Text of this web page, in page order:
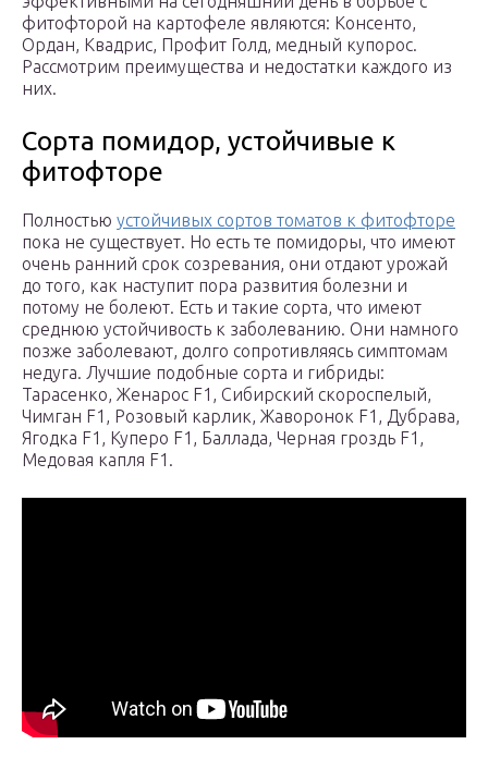
фитофторой на картофеле являются: Консенто,
Ордан, Квадрис, Профит Голд, медный купорос.
Рассмотрим преимущества и недостатки каждого из
них.
Сорта помидор, устойчивые к
фитофторе
Полностью устойчивых сортов томатов к фитофторе
пока не существует. Но есть те помидоры, что имеют
очень ранний срок созревания, они отдают урожай
до того, как наступит пора развития болезни и
потому не болеют. Есть и такие сорта, что имеют
среднюю устойчивость к заболеванию. Они намного
позже заболевают, долго сопротивляясь симптомам
недуга. Лучшие подобные сорта и гибриды:
Тарасенко, Женарос F1, Сибирский скороспелый,
Чимган F1, Розовый карлик, Жаворонок F1, Дубрава,
Ягодка F1, Куперо F1, Баллада, Черная гроздь F1,
Медовая капля F1.